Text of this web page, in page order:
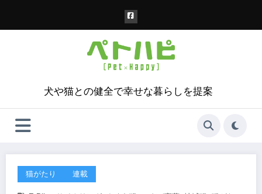
犬や猫との健全で幸せな暮らしを提案
猫がたり 連載